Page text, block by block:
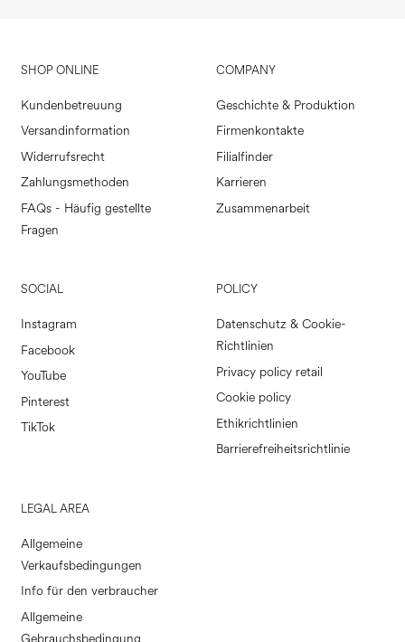
SHOP ONLINE
Kundenbetreuung
Versandinformation
Widerrufsrecht
Zahlungsmethoden
FAQs - Häufig gestellte
Fragen
COMPANY
Geschichte & Produktion
Firmenkontakte
Filialfinder
Karrieren
Zusammenarbeit
SOCIAL
Instagram
Facebook
YouTube
Pinterest
TikTok
POLICY
Datenschutz & Cookie-
Richtlinien
Privacy policy retail
Cookie policy
Ethikrichtlinien
Barrierefreiheitsrichtlinie
LEGAL AREA
Allgemeine
Verkaufsbedingungen
Info für den verbraucher
Allgemeine